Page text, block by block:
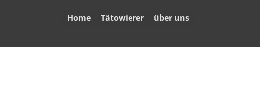
Home Tätowierer über uns